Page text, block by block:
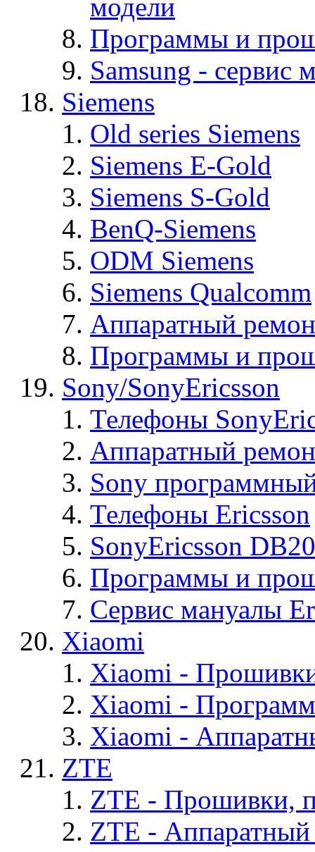
модели
Программы и
Samsung - cервис
Siemens
Old series Siemens
Siemens E-Gold
Siemens S-Gold
BenQ-Siemens
ODM Siemens
Siemens Qualcomm
Аппаратный
Программы и
Sony/SonyEricsson
Телефоны
Аппаратный
Sony
Телефоны Ericsson
SonyEricsson
Программы и
Сервис мануалы
Xiaomi
Xiaomi -
Xiaomi -
Xiaomi -
ZTE
ZTE - Прошивки,
ZTE -